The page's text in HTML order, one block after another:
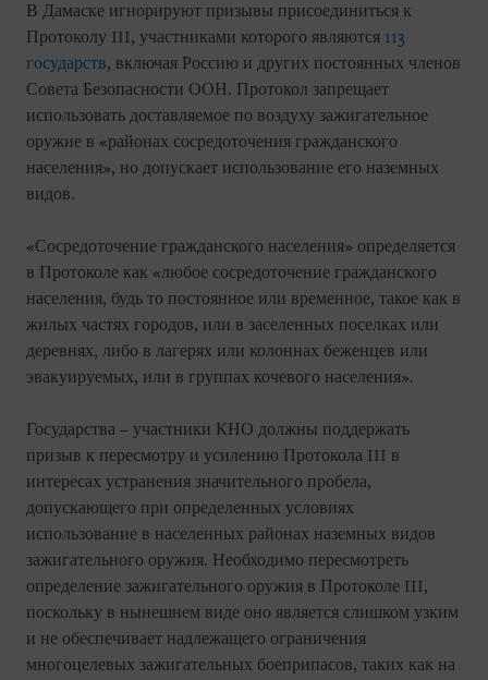
В Дамаске игнорируют призывы присоединиться к
Протоколу III, участниками которого являются 113
государств, включая Россию и других постоянных членов
Совета Безопасности ООН. Протокол запрещает
использовать доставляемое по воздуху зажигательное
оружие в «районах сосредоточения гражданского
населения», но допускает использование его наземных
видов.
«Сосредоточение гражданского населения» определяется
в Протоколе как «любое сосредоточение гражданского
населения, будь то постоянное или временное, такое как в
жилых частях городов, или в заселенных поселках или
деревнях, либо в лагерях или колоннах беженцев или
эвакуируемых, или в группах кочевого населения».
Государства – участники КНО должны поддержать
призыв к пересмотру и усилению Протокола III в
интересах устранения значительного пробела,
допускающего при определенных условиях
использование в населенных районах наземных видов
зажигательного оружия. Необходимо пересмотреть
определение зажигательного оружия в Протоколе III,
поскольку в нынешнем виде оно является слишком узким
и не обеспечивает надлежащего ограничения
многоцелевых зажигательных боеприпасов, таких как на